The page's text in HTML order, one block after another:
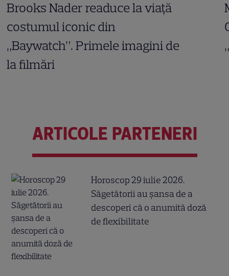
Brooks Nader readuce la viață
costumul iconic din
„Baywatch”. Primele imagini de
la filmări
ARTICOLE PARTENERI
Horoscop 29 iulie 2026.
Săgetătorii au șansa de a
descoperi că o anumită doză
de flexibilitate